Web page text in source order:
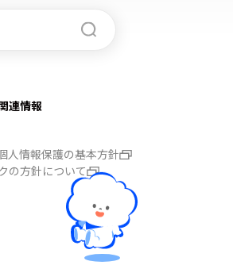
連情報
人情報保護の基本方針
の方針について